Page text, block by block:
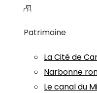
Patrimoine
La Cité de
Narbonne
Le canal du